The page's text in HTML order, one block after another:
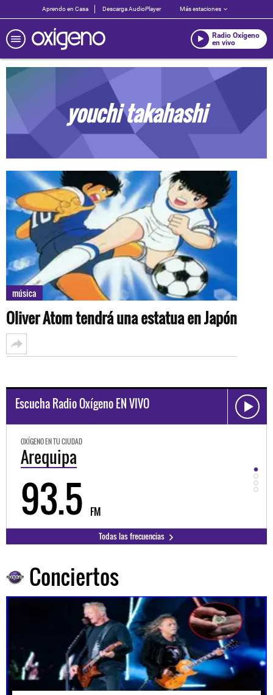
Aprendo en Casa Descarga AudioPlayer Más estaciones
Radio Oxígeno
en vivo
youchi takahashi
música
Oliver Atom tendrá una estatua en Japón
Escucha Radio Oxígeno EN VIVO
OXÍGENO EN TU CIUDAD
Arequipa
93.5 FM
Todas las frecuencias
Conciertos